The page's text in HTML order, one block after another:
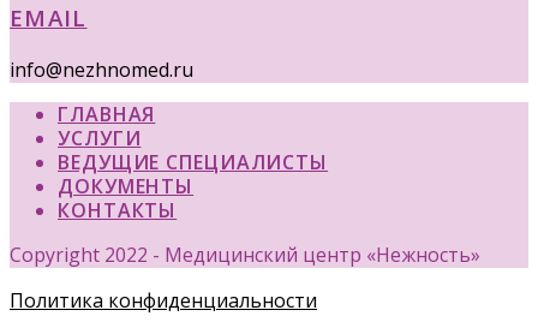
EMAIL
info@nezhnomed.ru
ГЛАВНАЯ
УСЛУГИ
ВЕДУЩИЕ СПЕЦИАЛИСТЫ
ДОКУМЕНТЫ
КОНТАКТЫ
Copyright 2022 - Медицинский центр «Нежность»
Политика конфиденциальности